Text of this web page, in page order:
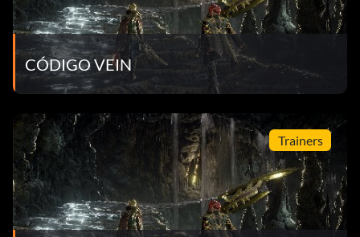
CÓDIGO VEIN
Trainers